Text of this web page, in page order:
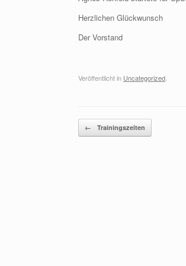
Herzlichen Glückwunsch
Der Vorstand
Veröffentlicht in Uncategorized
Beitragsnavigation
← Trainingszeiten